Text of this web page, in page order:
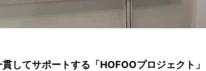
してサポートする「HOFOOプロジェクト」